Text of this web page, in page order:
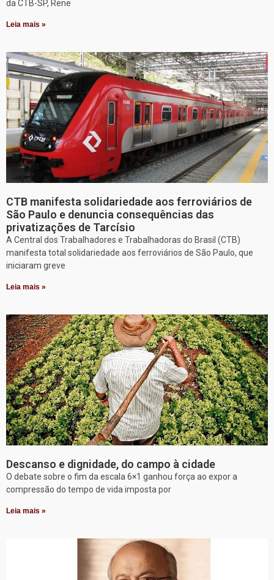
da CTB-SP, Rene
Leia mais »
CTB manifesta solidariedade aos ferroviários de
São Paulo e denuncia consequências das
privatizações de Tarcísio
A Central dos Trabalhadores e Trabalhadoras do Brasil (CTB)
manifesta total solidariedade aos ferroviários de São Paulo, que
iniciaram greve
Leia mais »
Descanso e dignidade, do campo à cidade
O debate sobre o fim da escala 6×1 ganhou força ao expor a
compressão do tempo de vida imposta por
Leia mais »